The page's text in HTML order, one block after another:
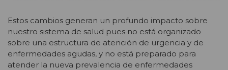
Estos cambios generan un profundo impacto sobre
nuestro sistema de salud pues no está organizado
sobre una estructura de atención de urgencia y de
enfermedades agudas, y no está preparado para
atender la nueva prevalencia de enfermedades